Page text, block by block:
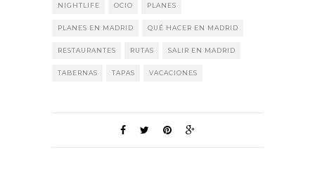
NIGHTLIFE OCIO PLANES
PLANES EN MADRID QUÉ HACER EN MADRID
RESTAURANTES RUTAS SALIR EN MADRID
TABERNAS TAPAS VACACIONES